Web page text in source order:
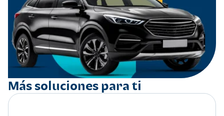
Más soluciones para ti